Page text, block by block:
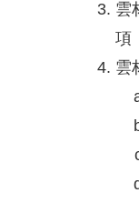
雲
項
雲